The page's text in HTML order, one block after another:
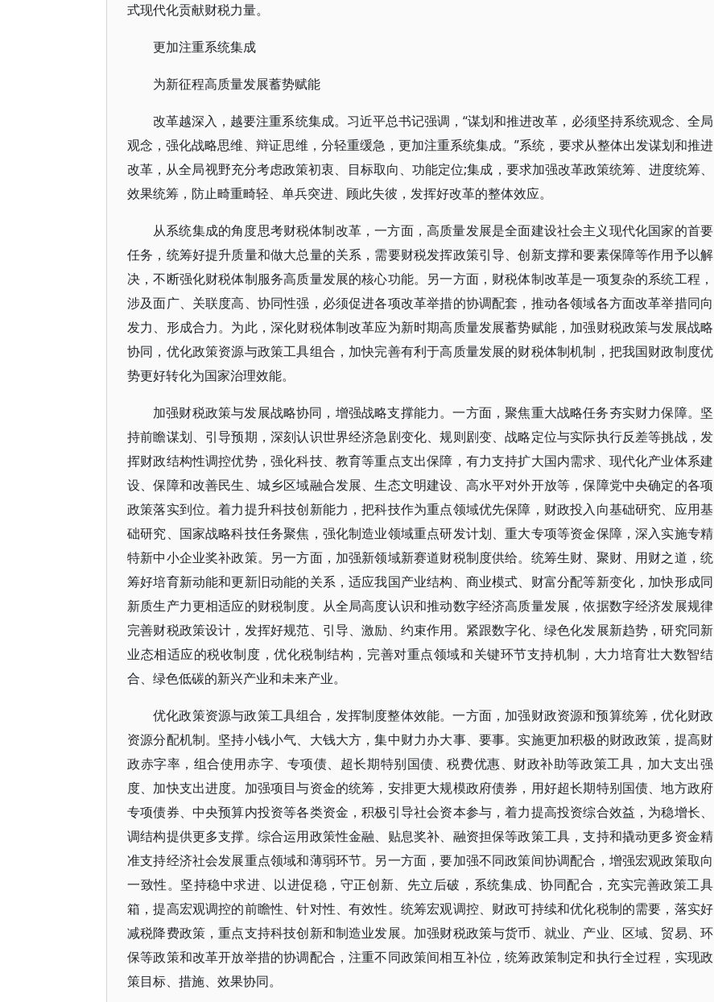
式现代化贡献财税力量。
更加注重系统集成
为新征程高质量发展蓄势赋能
改革越深入，越要注重系统集成。习近平总书记强调，“谋划和推进改革，必须坚持系统观念、全局
观念，强化战略思维、辩证思维，分轻重缓急，更加注重系统集成。”系统，要求从整体出发谋划和推进
改革，从全局视野充分考虑政策初衷、目标取向、功能定位;集成，要求加强改革政策统筹、进度统筹、
效果统筹，防止畸重畸轻、单兵突进、顾此失彼，发挥好改革的整体效应。
从系统集成的角度思考财税体制改革，一方面，高质量发展是全面建设社会主义现代化国家的首要
任务，统筹好提升质量和做大总量的关系，需要财税发挥政策引导、创新支撑和要素保障等作用予以解
决，不断强化财税体制服务高质量发展的核心功能。另一方面，财税体制改革是一项复杂的系统工程，
涉及面广、关联度高、协同性强，必须促进各项改革举措的协调配套，推动各领域各方面改革举措同向
发力、形成合力。为此，深化财税体制改革应为新时期高质量发展蓄势赋能，加强财税政策与发展战略
协同，优化政策资源与政策工具组合，加快完善有利于高质量发展的财税体制机制，把我国财政制度优
势更好转化为国家治理效能。
加强财税政策与发展战略协同，增强战略支撑能力。一方面，聚焦重大战略任务夯实财力保障。坚
持前瞻谋划、引导预期，深刻认识世界经济急剧变化、规则剧变、战略定位与实际执行反差等挑战，发
挥财政结构性调控优势，强化科技、教育等重点支出保障，有力支持扩大国内需求、现代化产业体系建
设、保障和改善民生、城乡区域融合发展、生态文明建设、高水平对外开放等，保障党中央确定的各项
政策落实到位。着力提升科技创新能力，把科技作为重点领域优先保障，财政投入向基础研究、应用基
础研究、国家战略科技任务聚焦，强化制造业领域重点研发计划、重大专项等资金保障，深入实施专精
特新中小企业奖补政策。另一方面，加强新领域新赛道财税制度供给。统筹生财、聚财、用财之道，统
筹好培育新动能和更新旧动能的关系，适应我国产业结构、商业模式、财富分配等新变化，加快形成同
新质生产力更相适应的财税制度。从全局高度认识和推动数字经济高质量发展，依据数字经济发展规律
完善财税政策设计，发挥好规范、引导、激励、约束作用。紧跟数字化、绿色化发展新趋势，研究同新
业态相适应的税收制度，优化税制结构，完善对重点领域和关键环节支持机制，大力培育壮大数智结
合、绿色低碳的新兴产业和未来产业。
优化政策资源与政策工具组合，发挥制度整体效能。一方面，加强财政资源和预算统筹，优化财政
资源分配机制。坚持小钱小气、大钱大方，集中财力办大事、要事。实施更加积极的财政政策，提高财
政赤字率，组合使用赤字、专项债、超长期特别国债、税费优惠、财政补助等政策工具，加大支出强
度、加快支出进度。加强项目与资金的统筹，安排更大规模政府债券，用好超长期特别国债、地方政府
专项债券、中央预算内投资等各类资金，积极引导社会资本参与，着力提高投资综合效益，为稳增长、
调结构提供更多支撑。综合运用政策性金融、贴息奖补、融资担保等政策工具，支持和撬动更多资金精
准支持经济社会发展重点领域和薄弱环节。另一方面，要加强不同政策间协调配合，增强宏观政策取向
一致性。坚持稳中求进、以进促稳，守正创新、先立后破，系统集成、协同配合，充实完善政策工具
箱，提高宏观调控的前瞻性、针对性、有效性。统筹宏观调控、财政可持续和优化税制的需要，落实好
减税降费政策，重点支持科技创新和制造业发展。加强财税政策与货币、就业、产业、区域、贸易、环
保等政策和改革开放举措的协调配合，注重不同政策间相互补位，统筹政策制定和执行全过程，实现政
策目标、措施、效果协同。